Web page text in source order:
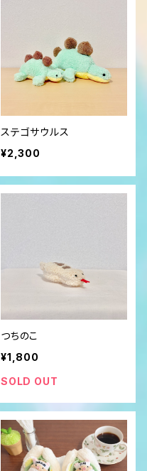
ステゴサウルス
¥2,300
つちのこ
¥1,800
SOLD OUT